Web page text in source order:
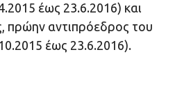
έως 23.6.2016) και
πρώην αντιπρόεδρος του
έως 23.6.2016).